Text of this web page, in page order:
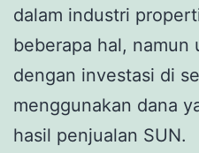
dalam industri
beberapa hal, namun
dengan investasi di
menggunakan dana
hasil penjualan SUN.